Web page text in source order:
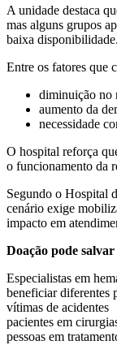
A unidade destaca
mas alguns grupos
baixa disponibilidade.
Entre os fatores que
diminuição no
aumento da
necessidade
O hospital reforça
o funcionamento da
Segundo o Hospital
cenário exige
impacto em
Doação pode
Especialistas em
beneficiar diferentes
vítimas de acidentes
pacientes em
pessoas em